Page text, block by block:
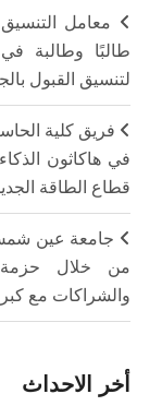
طالبًا وطالبة
لتنسيق القبول
فريق كلية
في هاكاثون
قطاع الطاقة
جامعة عين
من خلال حزمة
والشراكات مع
أخر الاحداث